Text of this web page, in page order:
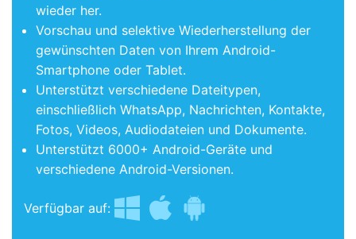
wieder her.
Vorschau und selektive Wiederherstellung der
gewünschten Daten von Ihrem Android-
Smartphone oder Tablet.
Unterstützt verschiedene Dateitypen,
einschließlich WhatsApp, Nachrichten, Kontakte,
Fotos, Videos, Audiodateien und Dokumente.
Unterstützt 6000+ Android-Geräte und
verschiedene Android-Versionen.
Verfügbar auf: